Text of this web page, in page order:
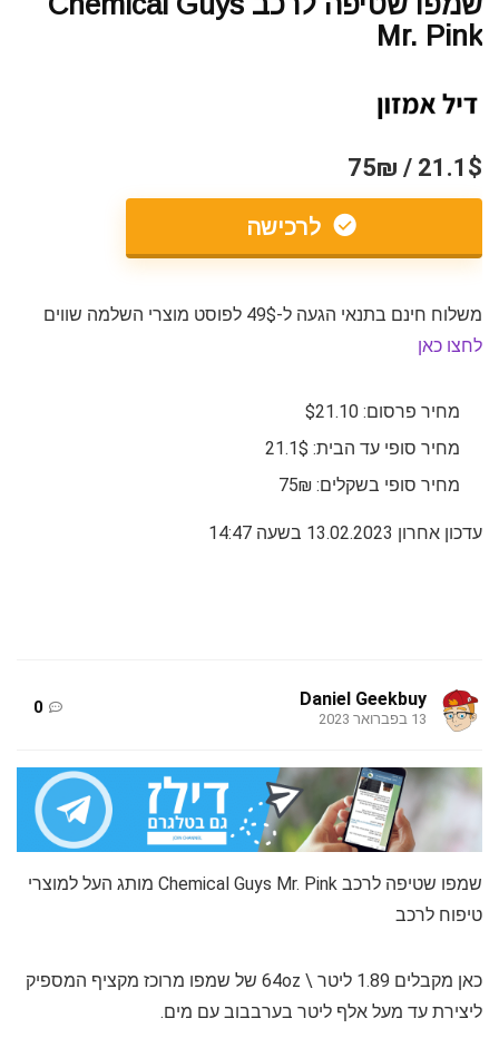
Mr. Pink
21.1$ / 75₪
לרכישה
משלוח חינם בתנאי הגעה ל-49$ לפוסט מוצרי השלמה שווים
לחצו כאן
מחיר פרסום: $21.10
מחיר סופי עד הבית: 21.1$
מחיר סופי בשקלים: 75₪
עדכון אחרון 13.02.2023 בשעה 14:47
Daniel Geekbuy
13 בפברואר 2023
0
שמפו שטיפה לרכב Chemical Guys Mr. Pink מותג העל למוצרי
טיפוח לרכב
כאן מקבלים 1.89 ליטר \ 64oz של שמפו מרוכז מקציף המספיק
ליצירת עד מעל אלף ליטר בערבבוב עם מים.